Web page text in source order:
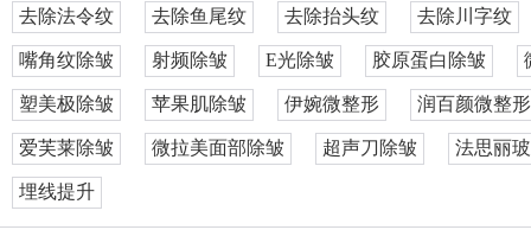
去除法令纹 去除鱼尾纹 去除抬头纹 去除川字纹
嘴角纹除皱 射频除皱 E光除皱 胶原蛋白除皱
塑美极除皱 苹果肌除皱 伊婉微整形 润百颜微整形
爱芙莱除皱 微拉美面部除皱 超声刀除皱 法思丽
埋线提升